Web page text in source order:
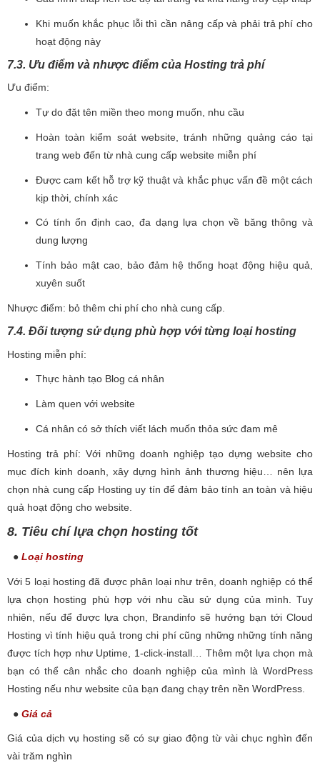
Khi muốn khắc phục lỗi thì cần nâng cấp và phải trả phí cho
hoạt động này
7.3. Ưu điểm và nhược điểm của Hosting trả phí
Ưu điểm:
Tự do đặt tên miền theo mong muốn, nhu cầu
Hoàn toàn kiểm soát website, tránh những quảng cáo tại
trang web đến từ nhà cung cấp website miễn phí
Được cam kết hỗ trợ kỹ thuật và khắc phục vấn đề một cách
kịp thời, chính xác
Có tính ổn định cao, đa dạng lựa chọn về băng thông và
dung lượng
Tính bảo mật cao, bảo đảm hệ thống hoạt động hiệu quả,
xuyên suốt
Nhược điểm: bỏ thêm chi phí cho nhà cung cấp.
7.4. Đối tượng sử dụng phù hợp với từng loại hosting
Hosting miễn phí:
Thực hành tạo Blog cá nhân
Làm quen với website
Cá nhân có sở thích viết lách muốn thỏa sức đam mê
Hosting trả phí: Với những doanh nghiệp tạo dựng website cho
mục đích kinh doanh, xây dựng hình ảnh thương hiệu… nên lựa
chọn nhà cung cấp Hosting uy tín để đảm bảo tính an toàn và hiệu
quả hoạt động cho website.
8. Tiêu chí lựa chọn hosting tốt
● Loại hosting
Với 5 loại hosting đã được phân loại như trên, doanh nghiệp có thể
lựa chọn hosting phù hợp với nhu cầu sử dụng của mình. Tuy
nhiên, nếu để được lựa chọn, Brandinfo sẽ hướng bạn tới Cloud
Hosting vì tính hiệu quả trong chi phí cũng những những tính năng
được tích hợp như Uptime, 1-click-install… Thêm một lựa chọn mà
bạn có thể cân nhắc cho doanh nghiệp của mình là WordPress
Hosting nếu như website của bạn đang chạy trên nền WordPress.
● Giá cả
Giá của dịch vụ hosting sẽ có sự giao động từ vài chục nghìn đến
vài trăm nghìn